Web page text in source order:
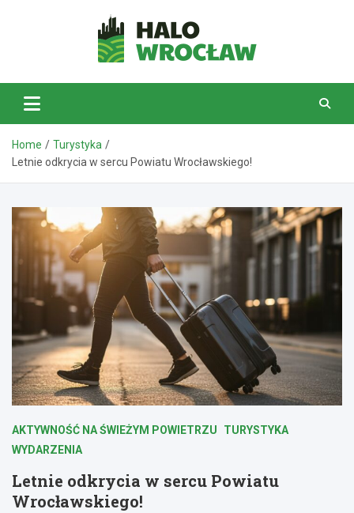
HaloWrocław.pl
Home
Turystyka
Letnie odkrycia w sercu Powiatu Wrocławskiego!
AKTYWNOŚĆ NA ŚWIEŻYM POWIETRZU
TURYSTYKA
WYDARZENIA
Letnie odkrycia w sercu Powiatu
Wrocławskiego!